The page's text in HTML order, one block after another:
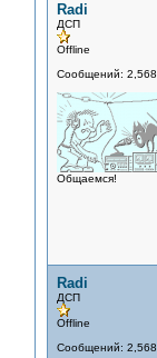
Radi
ДСП
Offline
Сообщений: 2,568
Общаемся!
Radi
ДСП
Offline
Сообщений: 2,568